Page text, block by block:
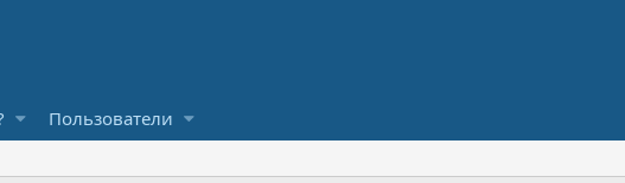
Пользователи